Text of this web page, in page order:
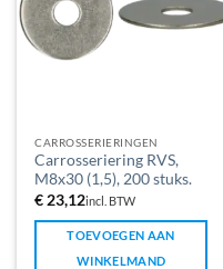
CARROSSERIERINGEN
Carrosseriering RVS,
M8x30 (1,5), 200 stuks.
€ 23,12incl. BTW
TOEVOEGEN AAN
WINKELMAND